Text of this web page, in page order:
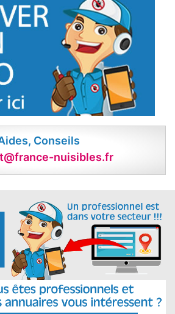
Conseils
nuisibles.fr